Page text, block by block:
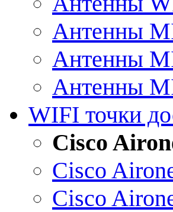
Антенны
Антенны
Антенны
WIFI точки
Cisco
Cisco
Cisco